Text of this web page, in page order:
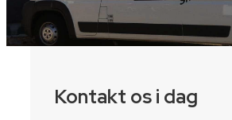
Kontakt os i dag